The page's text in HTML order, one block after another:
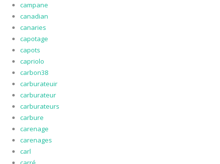
campane
canadian
canaries
capotage
capots
capriolo
carbon38
carburateuir
carburateur
carburateurs
carbure
carenage
carenages
carl